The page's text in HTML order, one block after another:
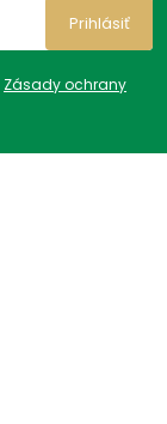
Zásady ochrany
Prihlásiť